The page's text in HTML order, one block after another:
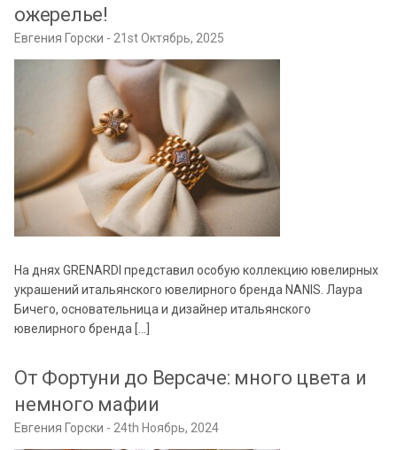
ожерелье!
Евгения Горски 21st Октябрь, 2025
На днях GRENARDI представил особую коллекцию ювелирных
украшений итальянского ювелирного бренда NANIS. Лаура
Бичего, основательница и дизайнер итальянского
ювелирного бренда […]
От Фортуни до Версаче: много цвета и
немного мафии
Евгения Горски 24th Ноябрь, 2024